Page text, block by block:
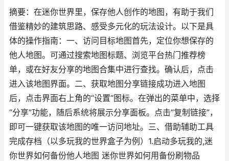
摘要：在迷你世界里，保存他人创作的地图，有助于我们
借鉴精妙的建筑思路、感受多元化的玩法设计。以下是具
体的操作指南：一、访问目标地图首先，定位你想保存的
他人地图。可通过搜索地图标题、浏览平台热门推荐榜
单，或在好友分享的地图合集中进行查找。确认后，点击
进入该地图界面。二、获取地图分享链接成功进入地图
后，点击界面右上角的“设置”图标。在弹出的菜单中，选择
“分享”功能，随后系统将展示分享面板。点击“复制链接”，
即可一键获取该地图的唯一访问地址。三、借助辅助工具
完成存档（以多玩我的世界盒子为例）1.启动多玩我的,迷
你世界如何备份他人地图 迷你世界如何用备份刷物品